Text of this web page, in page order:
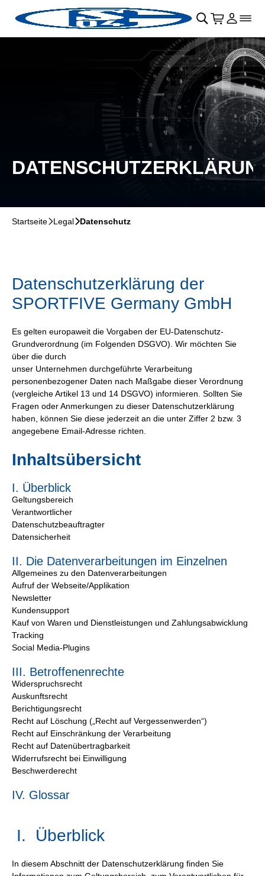
Navigation überspringen􀄫
􀊫 􀍩 Login
􀉩􀌇
Startseite􀆊Legal􀆊Datenschutz
Datenschutzerklärung der
SPORTFIVE Germany GmbH
Es gelten europaweit die Vorgaben der EU-Datenschutz-
Grundverordnung (im Folgenden DSGVO). Wir möchten Sie
über die durch
unser Unternehmen durchgeführte Verarbeitung
personenbezogener Daten nach Maßgabe dieser Verordnung
(vergleiche Artikel 13 und 14 DSGVO) informieren. Sollten Sie
Fragen oder Anmerkungen zu dieser Datenschutzerklärung
haben, können Sie diese jederzeit an die unter Ziffer 2 bzw. 3
angegebene Email-Adresse richten.
Inhaltsübersicht
I. Überblick
Geltungsbereich
Verantwortlicher
Datenschutzbeauftragter
Datensicherheit
II. Die Datenverarbeitungen im Einzelnen
Allgemeines zu den Datenverarbeitungen
Aufruf der Webseite/Applikation
Newsletter
Kundensupport
Kauf von Waren und Dienstleistungen und Zahlungsabwicklung
Tracking
Social Media-Plugins
III. Betroffenenrechte
Widerspruchsrecht
Auskunftsrecht
Berichtigungsrecht
Recht auf Löschung („Recht auf Vergessenwerden“)
Recht auf Einschränkung der Verarbeitung
Recht auf Datenübertragbarkeit
Widerrufsrecht bei Einwilligung
Beschwerderecht
IV. Glossar
I. Überblick
In diesem Abschnitt der Datenschutzerklärung finden Sie